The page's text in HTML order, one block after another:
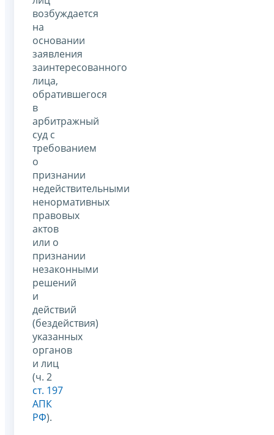
возбуждается
на
основании
заявления
заинтересованного
лица,
обратившегося
в
арбитражный
суд с
требованием
о
признании
недействительными
ненормативных
правовых
актов
или о
признании
незаконными
решений
и
действий
(бездействия)
указанных
органов
и лиц
(ч. 2
ст. 197
АПК
РФ).